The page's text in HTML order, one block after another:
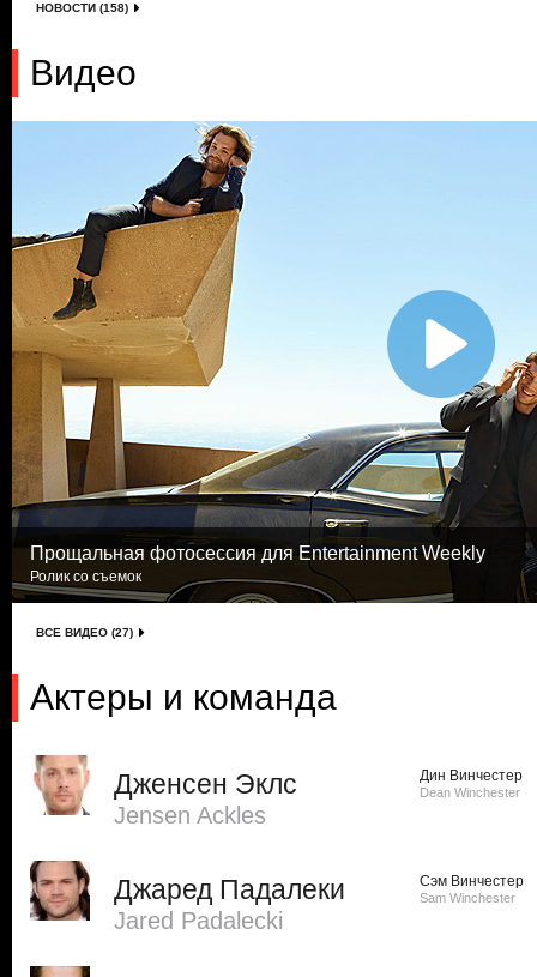
НОВОСТИ (158)
Видео
Прощальная фотосессия для Entertainment Weekly
Ролик со съемок
ВСЕ ВИДЕО (27)
Актеры и команда
Дженсен Эклс
Jensen Ackles
Дин Винчестер
Dean Winchester
Джаред Падалеки
Jared Padalecki
Сэм Винчестер
Sam Winchester